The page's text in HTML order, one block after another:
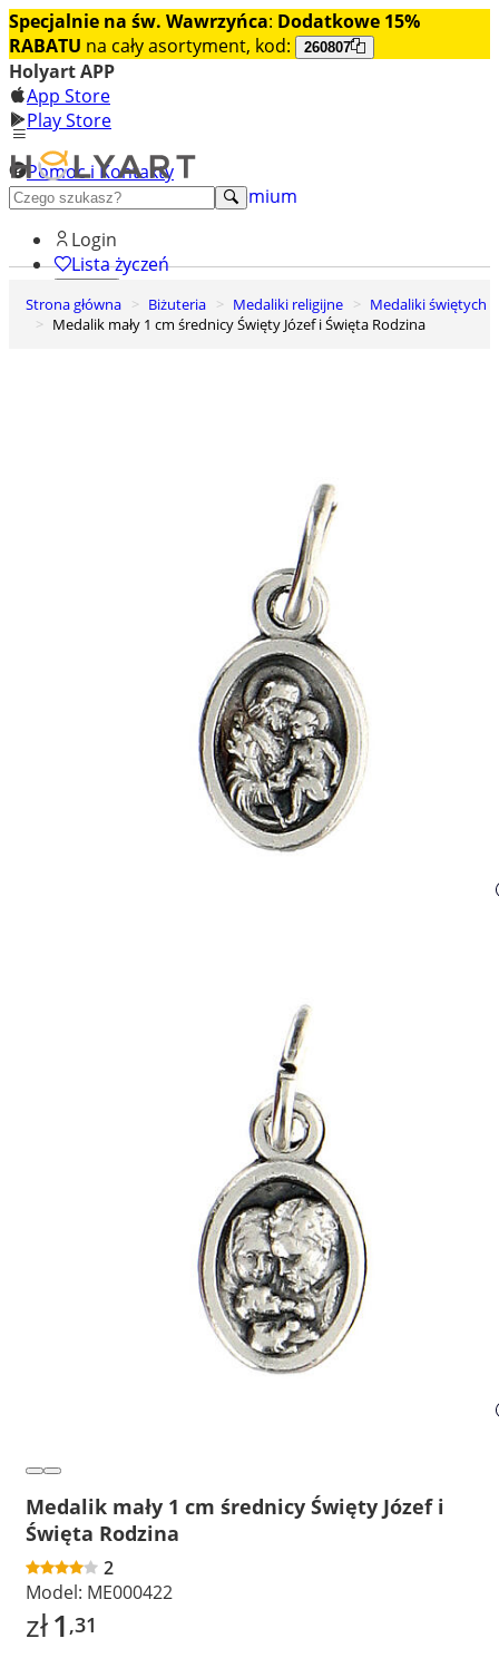
Specjalnie na św. Wawrzyńca: Dodatkowe 15%
RABATU na cały asortyment, kod: 260807
Holyart APP
App Store
Play Store
Pomoc i Kontakty
+48 222 922 860
Odkryj premium
Login
Lista życzeń
0
Koszyk
Strona główna Biżuteria Medaliki religijne
Medaliki świętych
Medalik mały 1 cm średnicy Święty Józef i Święta Rodzina
Medalik mały 1 cm średnicy Święty Józef i
Święta Rodzina
2
Model: ME000422
zł1 ,31